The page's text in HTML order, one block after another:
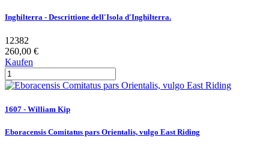
Inghilterra - Descrittione dell'Isola d'Inghilterra.
12382
260,00 €
Kaufen
1607 - William Kip
Eboracensis Comitatus pars Orientalis, vulgo East Riding